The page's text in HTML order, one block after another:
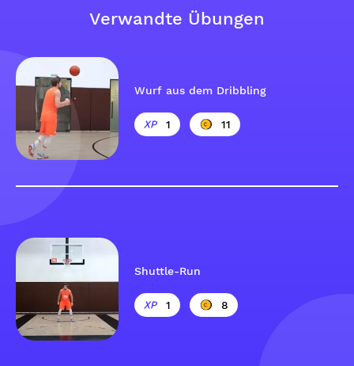
Verwandte Übungen
Wurf aus dem Dribbling
1 11
Shuttle-Run
1 8